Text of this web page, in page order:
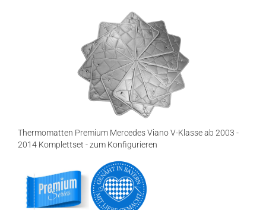
Thermomatten Premium Mercedes Viano V-Klasse ab 2003 -
2014 Komplettset - zum Konfigurieren